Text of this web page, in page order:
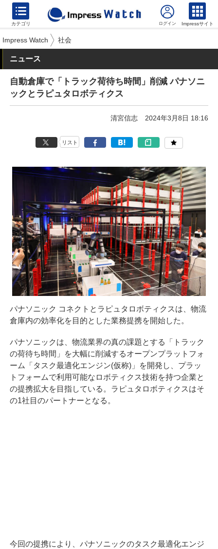
カテゴリ Impressサイト
Impress Watch 社会
ニュース
自動倉庫で「トラック荷待ち時間」削減 パナソニ
ックとラピュタロボティクス
清宮信志 2024年3月8日 18:16
リスト
パナソニック コネクトとラピュタロボティクスは、物流
倉庫内の効率化を目的とした業務提携を開始した。
パナソニックは、物流業界の真の課題とする「トラック
の荷待ち時間」を大幅に削減するオープンプラットフォ
ーム「タスク最適化エンジン(仮称)」を開発し、プラッ
トフォームで利用可能なロボティクス技術を持つ企業と
の提携拡大を目指している。ラピュタロボティクスはそ
の1社目のパートナーとなる。
今回の提携により、パナソニックのタスク最適化エンジ